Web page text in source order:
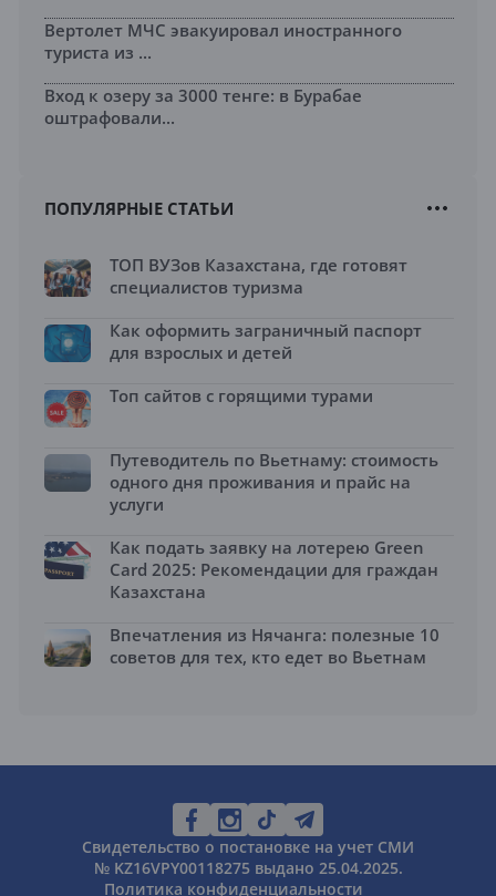
Вертолет МЧС эвакуировал иностранного
туриста из ...
Вход к озеру за 3000 тенге: в Бурабае
оштрафовали...
ПОПУЛЯРНЫЕ СТАТЬИ
ТОП ВУЗов Казахстана, где готовят
специалистов туризма
Как оформить заграничный паспорт
для взрослых и детей
Топ сайтов с горящими турами
Путеводитель по Вьетнаму: стоимость
одного дня проживания и прайс на
услуги
Как подать заявку на лотерею Green
Card 2025: Рекомендации для граждан
Казахстана
Впечатления из Нячанга: полезные 10
советов для тех, кто едет во Вьетнам
Свидетельство о постановке на учет СМИ
№ KZ16VPY00118275 выдано 25.04.2025.
Политика конфиденциальности